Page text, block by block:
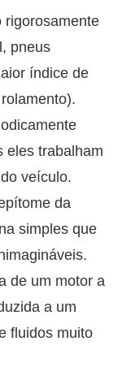
rigorosamente
pneus
índice de
eles trabalham
veículo.
da
simples que
de um motor a
a um
fluidos muito